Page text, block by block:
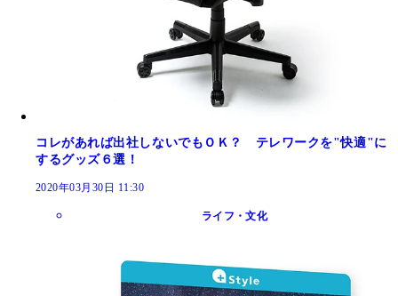
コレがあれば出社しないでもＯＫ？ テレワークを"快適"に
するグッズ６選！
2020年03月30日 11:30
ライフ・文化